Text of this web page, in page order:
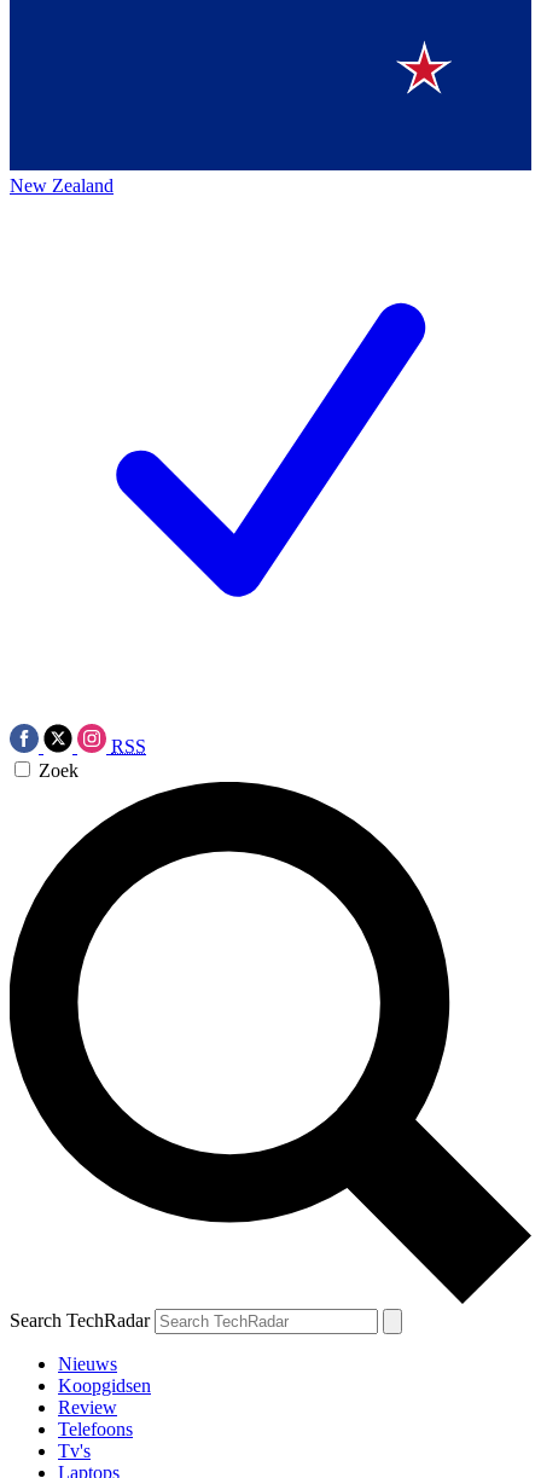
New Zealand
RSS
Zoek
Search TechRadar
Nieuws
Koopgidsen
Review
Telefoons
Tv's
Laptops